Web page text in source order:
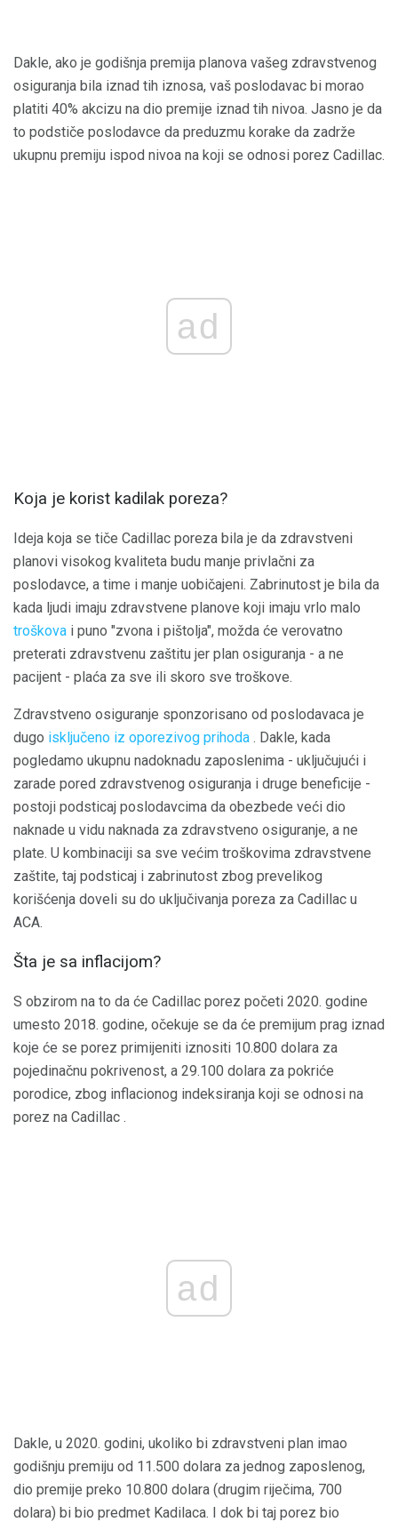
Dakle, ako je godišnja premija planova vašeg zdravstvenog
osiguranja bila iznad tih iznosa, vaš poslodavac bi morao
platiti 40% akcizu na dio premije iznad tih nivoa. Jasno je da
to podstiče poslodavce da preduzmu korake da zadrže
ukupnu premiju ispod nivoa na koji se odnosi porez Cadillac.
ad
Koja je korist kadilak poreza?
Ideja koja se tiče Cadillac poreza bila je da zdravstveni
planovi visokog kvaliteta budu manje privlačni za
poslodavce, a time i manje uobičajeni. Zabrinutost je bila da
kada ljudi imaju zdravstvene planove koji imaju vrlo malo
troškova i puno "zvona i pištolja", možda će verovatno
preterati zdravstvenu zaštitu jer plan osiguranja - a ne
pacijent - plaća za sve ili skoro sve troškove.
Zdravstveno osiguranje sponzorisano od poslodavaca je
dugo isključeno iz oporezivog prihoda . Dakle, kada
pogledamo ukupnu nadoknadu zaposlenima - uključujući i
zarade pored zdravstvenog osiguranja i druge beneficije -
postoji podsticaj poslodavcima da obezbede veći dio
naknade u vidu naknada za zdravstveno osiguranje, a ne
plate. U kombinaciji sa sve većim troškovima zdravstvene
zaštite, taj podsticaj i zabrinutost zbog prevelikog
korišćenja doveli su do uključivanja poreza za Cadillac u
ACA.
Šta je sa inflacijom?
S obzirom na to da će Cadillac porez početi 2020. godine
umesto 2018. godine, očekuje se da će premijum prag iznad
koje će se porez primijeniti iznositi 10.800 dolara za
pojedinačnu pokrivenost, a 29.100 dolara za pokriće
porodice, zbog inflacionog indeksiranja koji se odnosi na
porez na Cadillac .
ad
Dakle, u 2020. godini, ukoliko bi zdravstveni plan imao
godišnju premiju od 11.500 dolara za jednog zaposlenog,
dio premije preko 10.800 dolara (drugim riječima, 700
dolara) bi bio predmet Kadilaca. I dok bi taj porez bio